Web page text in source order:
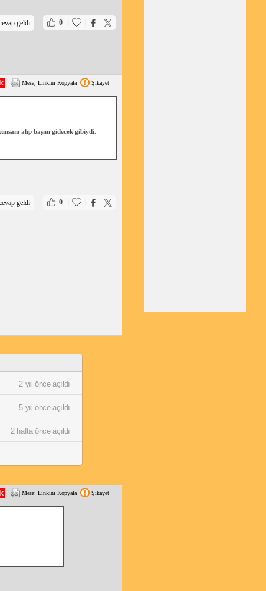
0
geldi
Mesaj Linkini Kopyala Şikayet
alıp başını gidecek gibiydi.
0
geldi
2 yıl önce açıldı
5 yıl önce açıldı
2 hafta önce açıldı
Mesaj Linkini Kopyala Şikayet